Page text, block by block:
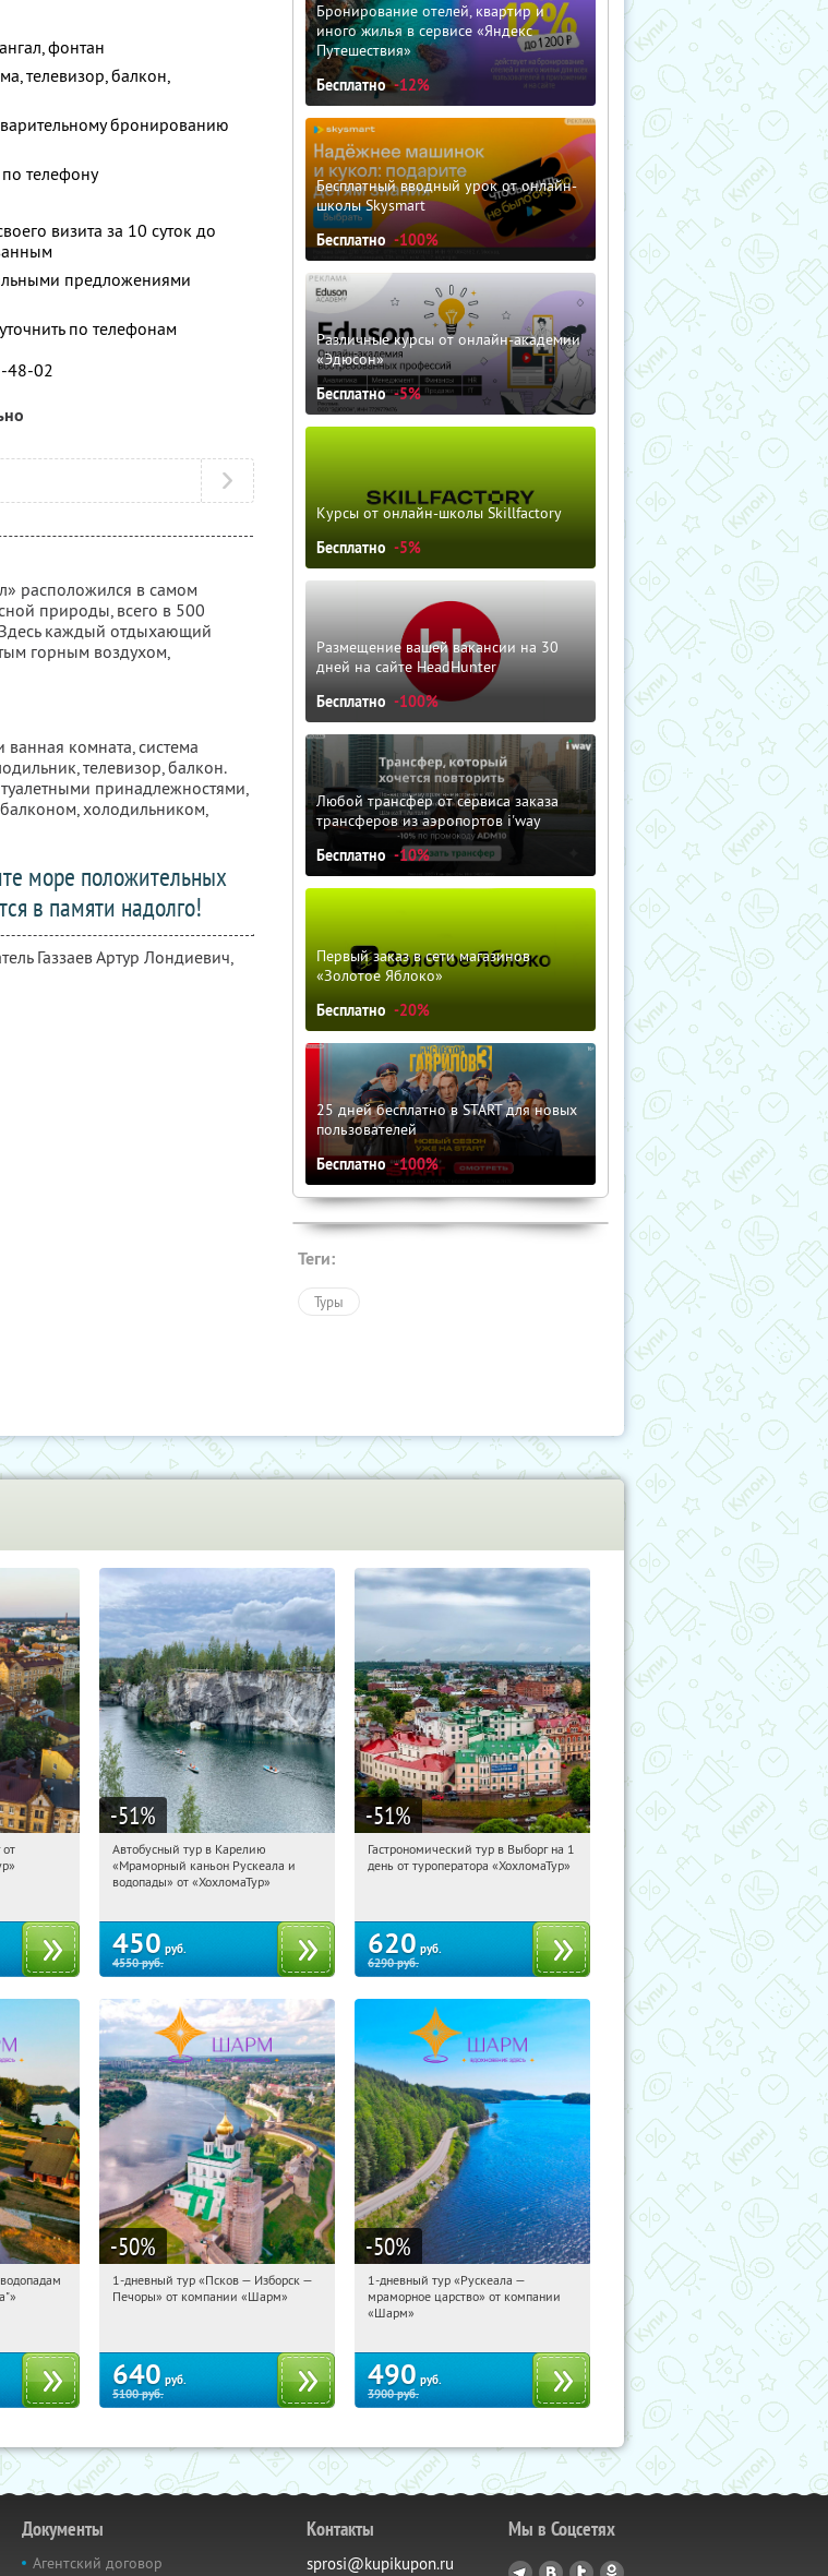
фонтан
телевизор, балкон,
бронированию
телефону
визита за 10 суток до
предложениями
по телефонам
48-02
расположился в самом
природы, всего в 500
Здесь каждый отдыхающий
горным воздухом,
комната, система
телевизор, балкон.
принадлежностями,
холодильником,
море положительных
в памяти надолго!
Газзаев Артур Лондиевич,
Бронирование отелей, квартир и
иного жилья в сервисе «Яндекс
Путешествия»
Бесплатно -12%
Бесплатный вводный урок от онлайн-
школы Skysmart
Бесплатно -100%
Различные курсы от онлайн-академии
«Эдюсон»
Бесплатно -5%
Курсы от онлайн-школы Skillfactory
Бесплатно -5%
Размещение вашей вакансии на 30
дней на сайте HeadHunter
Бесплатно -100%
Любой трансфер от сервиса заказа
трансферов из аэропортов i'way
Бесплатно -10%
Первый заказ в сети магазинов
«Золотое Яблоко»
Бесплатно -20%
25 дней бесплатно в START для новых
пользователей
Бесплатно -100%
Теги:
Туры
Купили:
-51%
21:46:29 Купили:
Сенная площадь
Автобусный тур в Карелию
«Мраморный каньон Рускеала и
водопады» от «ХохломаТур»
450 руб.
4550руб.
-51%
21:46:29 Купили:5
Гастрономический тур в Выборг на 1
день от туроператора «ХохломаТур»
620 руб.
6290руб.
Купили:
-50%
21:46:29 Купили:12
1-дневный тур «Псков — Изборск —
Печоры» от компании «Шарм»
640 руб.
5100руб.
-50%
21:46:29 Купили:
Достоевская
1-дневный тур «Рускеала —
мраморное царство» от компании
«Шарм»
490 руб.
3900руб.
Документы
Агентский договор
Контакты
sprosi@kupikupon.ru
Мы в Соцсетях